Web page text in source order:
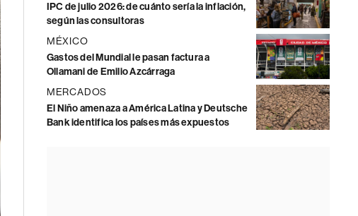
IPC de julio 2026: de cuánto sería la inflación,
según las consultoras
MÉXICO
Gastos del Mundial le pasan factura a
Ollamani de Emilio Azcárraga
MERCADOS
El Niño amenaza a América Latina y Deutsche
Bank identifica los países más expuestos